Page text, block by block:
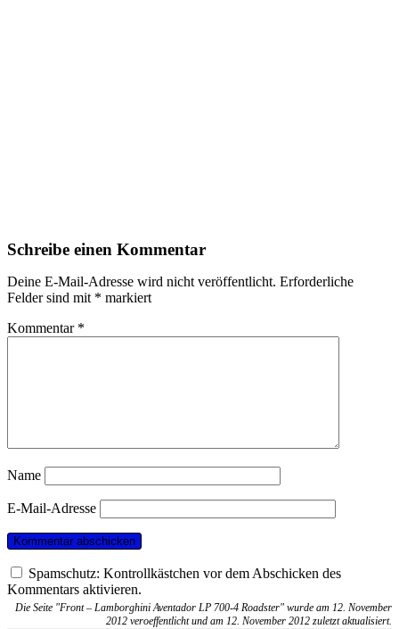
Schreibe einen Kommentar
Deine E-Mail-Adresse wird nicht veröffentlicht. Erforderliche
Felder sind mit * markiert
Kommentar *
Name
E-Mail-Adresse
Spamschutz: Kontrollkästchen vor dem Abschicken des
Kommentars aktivieren.
Die Seite "Front – Lamborghini Aventador LP 700-4 Roadster" wurde am 12. November
2012 veroeffentlicht und am 12. November 2012 zuletzt aktualisiert.